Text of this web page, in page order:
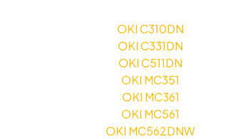
OKI C310DN
OKI C331DN
OKI C511DN
OKI MC351
OKI MC361
OKI MC561
OKI MC562DNW